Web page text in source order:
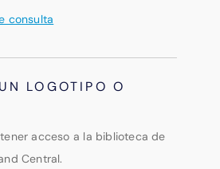
consulta
LOGOTIPO O
acceso a la biblioteca de
Central.